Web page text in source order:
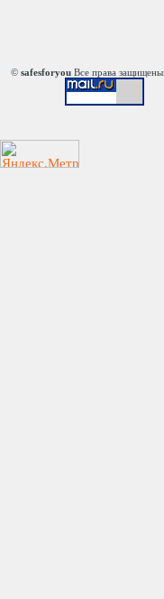
© safesforyou Все права защищены.